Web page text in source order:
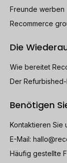
Freunde werben
Recommerce
Die
Wie bereitet
Der
Benötigen
Kontaktieren Sie
E-Mail:
Häufig gestellte